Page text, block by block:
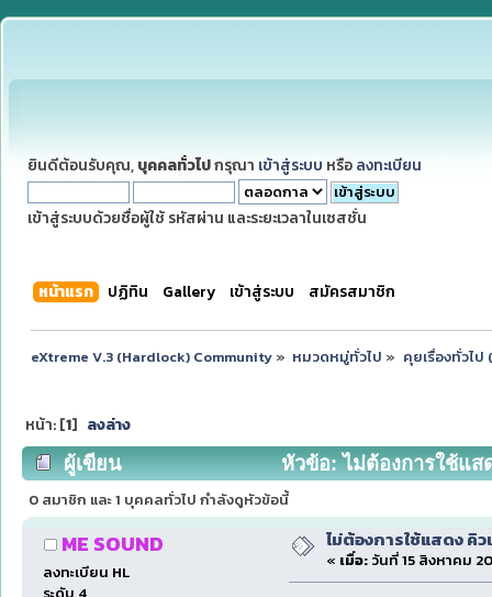
ยินดีต้อนรับคุณ, บุคคลทั่วไปกรุณา เข้าสู่ระบบ หรือ ลงทะเบียน
เข้าสู่ระบบด้วยชื่อผู้ใช้ รหัสผ่าน และระยะเวลาในเซสชั่น
หน้าแรก ปฏิทิน Gallery เข้าสู่ระบบ สมัครสมาชิก
eXtreme V.3 (Hardlock) Community» หมวดหมู่ทั่วไป » คุยเรื่องทั่วไป
หน้า: [1] ลงล่าง
ผู้เขียน หัวข้อ: ไม่ต้องการใช้แส
0 สมาชิก และ 1 บุคคลทั่วไป กำลังดูหัวข้อนี้
ME SOUND
ลงทะเบียน HL
ไม่ต้องการใช้แสดง คิ
« เมื่อ:วันที่ 15 สิงหาคม